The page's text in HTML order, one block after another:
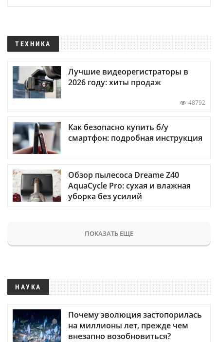
ТЕХНИКА
Лучшие видеорегистраторы в
2026 году: хиты продаж
48792
Как безопасно купить б/у
смартфон: подробная инструкция
Обзор пылесоса Dreame Z40
AquaCycle Pro: сухая и влажная
уборка без усилий
ПОКАЗАТЬ ЕЩЕ
НАУКА
Почему эволюция застопорилась
на миллионы лет, прежде чем
внезапно возобновиться?